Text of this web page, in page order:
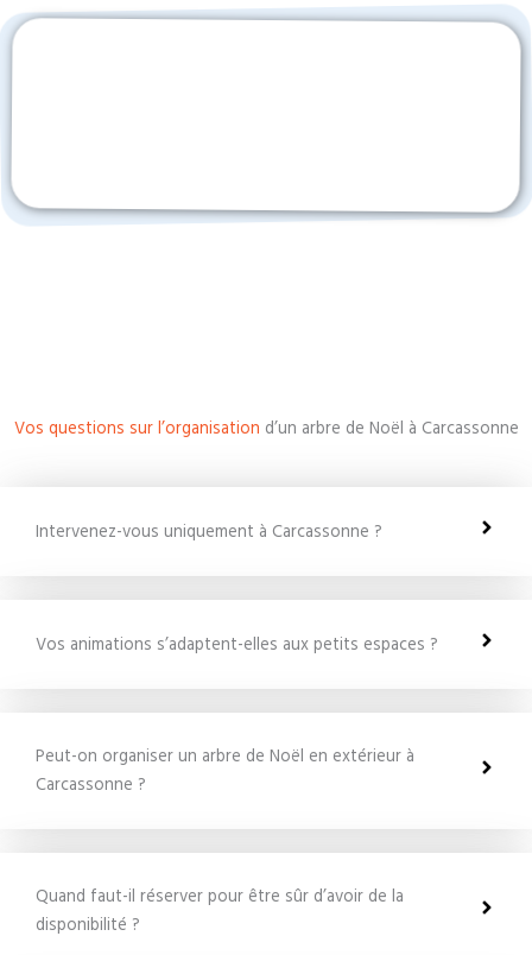
Vos questions sur l’organisation d’un arbre de Noël à Carcassonne
Intervenez-vous uniquement à Carcassonne ?
Vos animations s’adaptent-elles aux petits espaces ?
Peut-on organiser un arbre de Noël en extérieur à
Carcassonne ?
Quand faut-il réserver pour être sûr d’avoir de la
disponibilité ?